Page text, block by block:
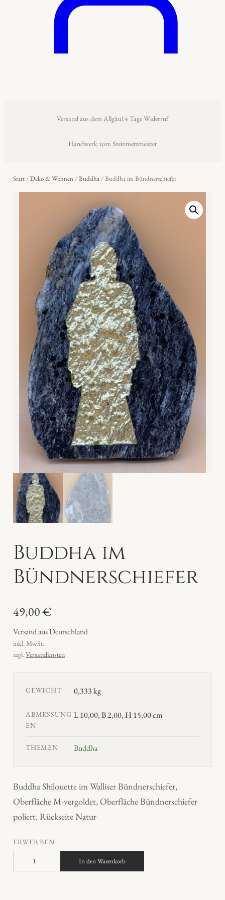
Versand aus dem Allgäu14 Tage Widerruf
Handwerk vom Steinmetzmeister
Start/Deko & Wohnen/Buddha/ Buddha im Bündnerschiefer
Buddha im
Bündnerschiefer
49,00€
Versand aus Deutschland
inkl. MwSt.
zzgl.Versandkosten
GEWICHT 0,333 kg
ABMESSUNG
EN
L 10,00, B 2,00, H 15,00 cm
THEMEN Buddha
Buddha Shilouette im Walliser Bündnerschiefer,
Oberfläche M-vergoldet, Oberfläche Bündnerschiefer
poliert, Rückseite Natur
ERWERBEN
u
In den Warenkorb